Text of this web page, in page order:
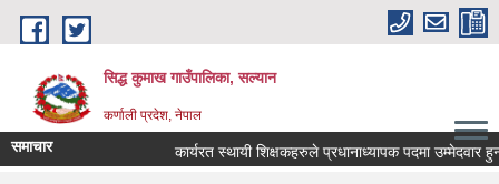
Skip to main content
सिद्ध कुमाख गाउँपालिका, सल्यान
कर्णाली प्रदेश, नेपाल
समाचार कार्यरत स्थायी शिक्षकहरुले प्रधानाध्यापक पदमा उम्मेदवार